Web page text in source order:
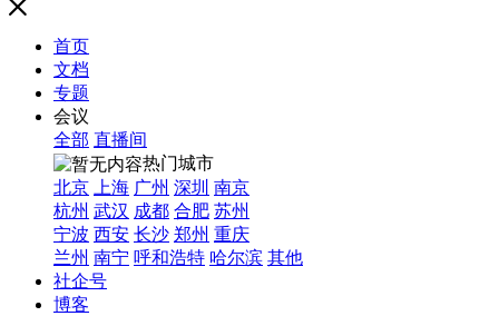
首页
文档
专题
会议
全部 直播间
热门城市
北京
上海 广州 深圳 南京
杭州 武汉 成都 合肥 苏州
宁波 西安 长沙 郑州 重庆
兰州 南宁 呼和浩特 哈尔滨 其他
社企号
博客